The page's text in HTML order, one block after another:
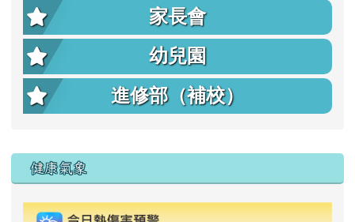
家長會
幼兒園
進修部（補校）
右邊區域內容
健康氣象